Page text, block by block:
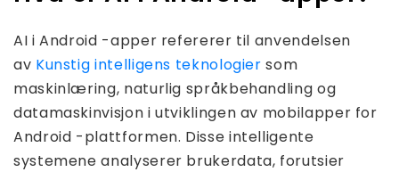
AI i Android -apper refererer til anvendelsen
av Kunstig intelligens teknologier som
maskinlæring, naturlig språkbehandling og
datamaskinvisjon i utviklingen av mobilapper for
Android -plattformen. Disse intelligente
systemene analyserer brukerdata, forutsier